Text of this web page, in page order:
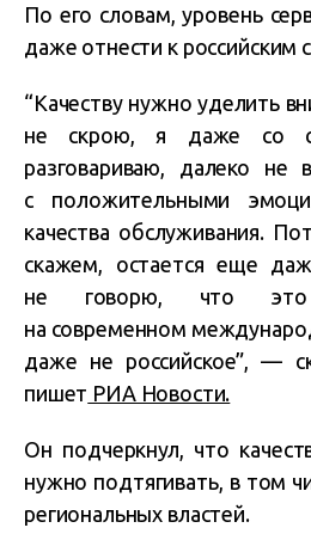
По его словам, уровень
даже отнести к российским
“Качеству нужно уделить
не скрою, я даже со
разговариваю, далеко не
с положительными
качества обслуживания.
скажем, остается еще
не говорю, что
на современном
даже не российское”, —
пишет РИА Новости.
Он подчеркнул, что
нужно подтягивать, в том
региональных властей.